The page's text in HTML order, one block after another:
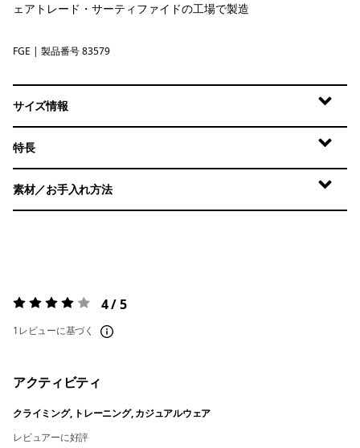
ェアトレード・サーティファイドの工場で製造
Forge Grey
FGE | 製品番号 83579
サイズ情報
特長
素材／お手入れ方法
評価:4 / 5 4 / 5
1レビューに基づく
アクティビティ
クライミング, トレーニング, カジュアルウェア
レビュアーに好評